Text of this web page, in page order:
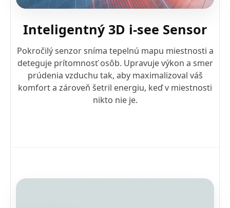
Inteligentný 3D i-see Sensor
Pokročilý senzor sníma tepelnú mapu miestnosti a
deteguje prítomnosť osôb. Upravuje výkon a smer
prúdenia vzduchu tak, aby maximalizoval váš
komfort a zároveň šetril energiu, keď v miestnosti
nikto nie je.